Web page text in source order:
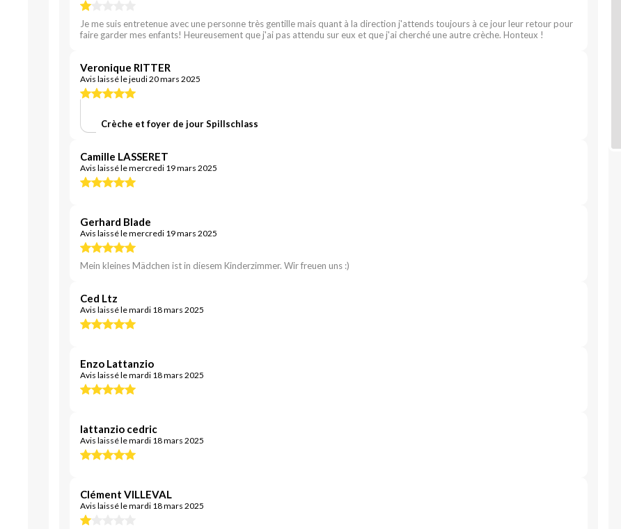
Je me suis entretenue avec une personne très gentille mais quant à la direction j'attends toujours à ce jour leur retour pour
faire garder mes enfants! Heureusement que j'ai pas attendu sur eux et que j'ai cherché une autre crèche. Honteux !
Veronique RITTER
Avis laissé le jeudi 20 mars 2025
Crèche et foyer de jour Spillschlass
Camille LASSERET
Avis laissé le mercredi 19 mars 2025
Gerhard Blade
Avis laissé le mercredi 19 mars 2025
Mein kleines Mädchen ist in diesem Kinderzimmer. Wir freuen uns :)
Ced Ltz
Avis laissé le mardi 18 mars 2025
Enzo Lattanzio
Avis laissé le mardi 18 mars 2025
lattanzio cedric
Avis laissé le mardi 18 mars 2025
Clément VILLEVAL
Avis laissé le mardi 18 mars 2025